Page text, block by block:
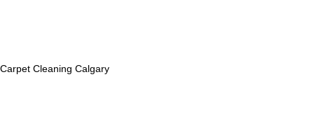
Carpet Cleaning Calgary